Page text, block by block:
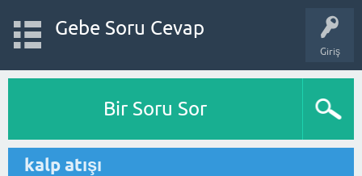
Giriş
Gebe Soru Cevap
Bir Soru Sor
kalp atışı